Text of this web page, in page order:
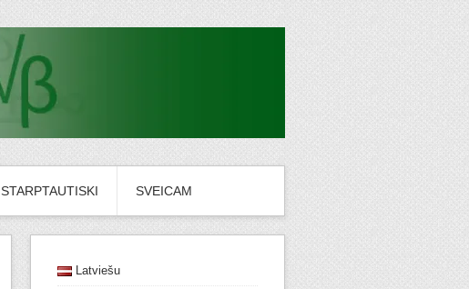
STARPTAUTISKI SVEICAM
Latviešu